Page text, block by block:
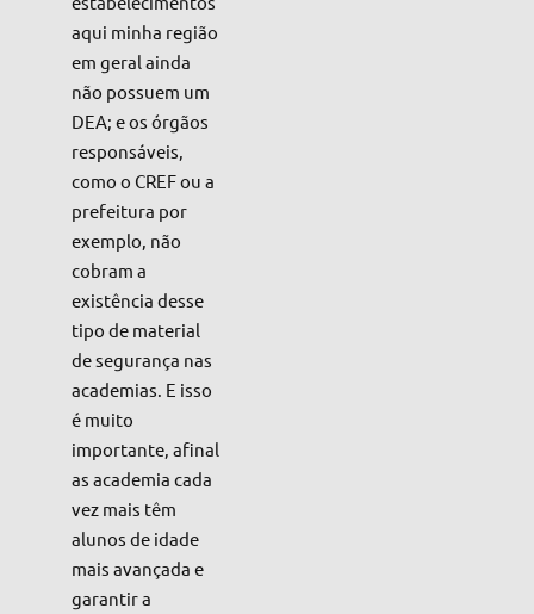
aqui minha região
em geral ainda
não possuem um
DEA; e os órgãos
responsáveis,
como o CREF ou a
prefeitura por
exemplo, não
cobram a
existência desse
tipo de material
de segurança nas
academias. E isso
é muito
importante, afinal
as academia cada
vez mais têm
alunos de idade
mais avançada e
garantir a